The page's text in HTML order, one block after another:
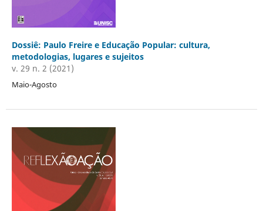
Dossiê: Paulo Freire e Educação Popular: cultura,
metodologias, lugares e sujeitos
v. 29 n. 2 (2021)
Maio-Agosto